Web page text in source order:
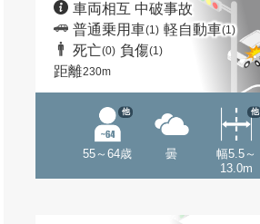
車両相互 中破事故
普通乗用車(1) 軽自動車(1)
死亡(0) 負傷(1)
距離230m
55～64歳
他
曇
幅5.5～
13.0m
他